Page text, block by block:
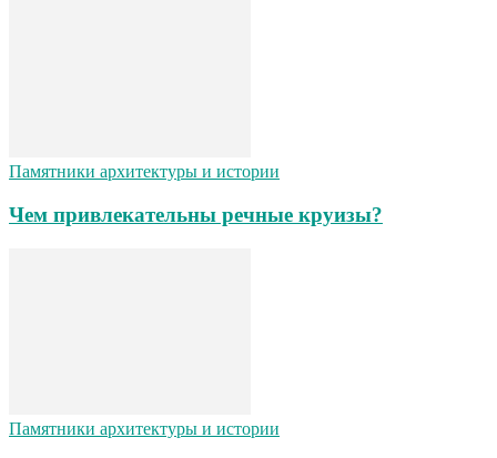
Памятники архитектуры и истории
Чем привлекательны речные круизы?
Памятники архитектуры и истории